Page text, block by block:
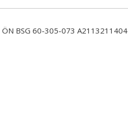
ÖN BSG 60-305-073 A2113211404